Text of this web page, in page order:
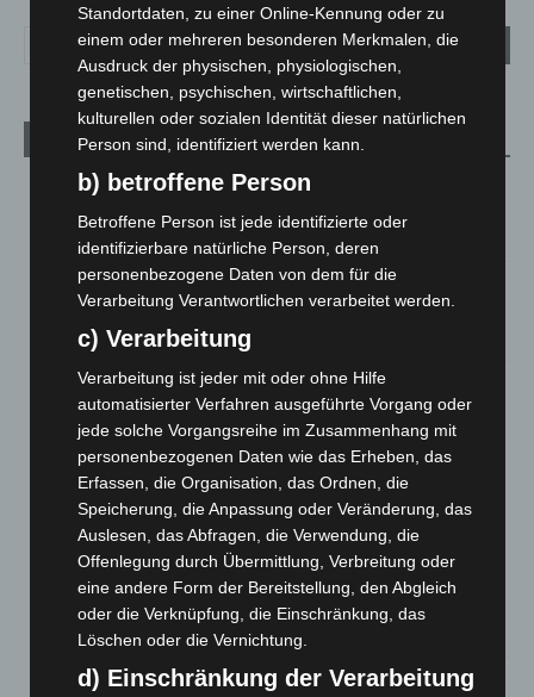
Aktuelle Beiträge
Kunst trifft Weingenuss: Barbara-Susann Mehring zeigt ihre
A2: Zweite Turbobaustelle startet zwischen Hannover-West
und Bothfeld
8. August 2026
Niedersachsen: Feuerwehrkräfte kehren nach
Waldbrandeinsatz aus Spanien zurück
7. August 2026
Hannover: Erste Tigermücken-Population in Niedersachsen
entdeckt
7. August 2026
Brand im „Haus der Begegnung“ in Neuwarmbüchen schnell
eingedämmt
6. August 2026
Region Hannover: 21 neue Notfallsanitäter starten beim
Standortdaten, zu einer Online-Kennung oder zu
einem oder mehreren besonderen Merkmalen, die
Ausdruck der physischen, physiologischen,
genetischen, psychischen, wirtschaftlichen,
kulturellen oder sozialen Identität dieser natürlichen
Person sind, identifiziert werden kann.
b) betroffene Person
Betroffene Person ist jede identifizierte oder
identifizierbare natürliche Person, deren
personenbezogene Daten von dem für die
Verarbeitung Verantwortlichen verarbeitet werden.
c) Verarbeitung
Verarbeitung ist jeder mit oder ohne Hilfe
automatisierter Verfahren ausgeführte Vorgang oder
jede solche Vorgangsreihe im Zusammenhang mit
personenbezogenen Daten wie das Erheben, das
Erfassen, die Organisation, das Ordnen, die
Speicherung, die Anpassung oder Veränderung, das
Auslesen, das Abfragen, die Verwendung, die
Offenlegung durch Übermittlung, Verbreitung oder
eine andere Form der Bereitstellung, den Abgleich
oder die Verknüpfung, die Einschränkung, das
Löschen oder die Vernichtung.
d) Einschränkung der Verarbeitung